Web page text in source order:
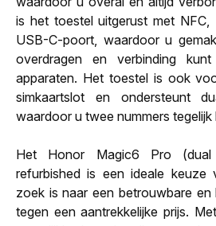
is het toestel uitgerust met
USB-C-poort, waardoor u
overdragen en verbinding
apparaten. Het toestel is ook
simkaartslot en ondersteunt
waardoor u twee nummers tegelijk
Het Honor Magic6 Pro (dual
refurbished is een ideale keuze
zoek is naar een betrouwbare en
tegen een aantrekkelijke prijs.